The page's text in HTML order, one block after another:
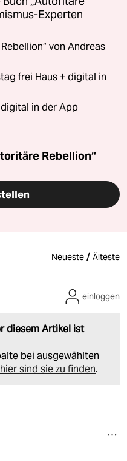
Experten
von Andreas
frei Haus + digital in
in der App
Rebellion“
Neueste / Älteste
diesem Artikel ist
bei ausgewählten
hier sind sie zu finden.
einloggen